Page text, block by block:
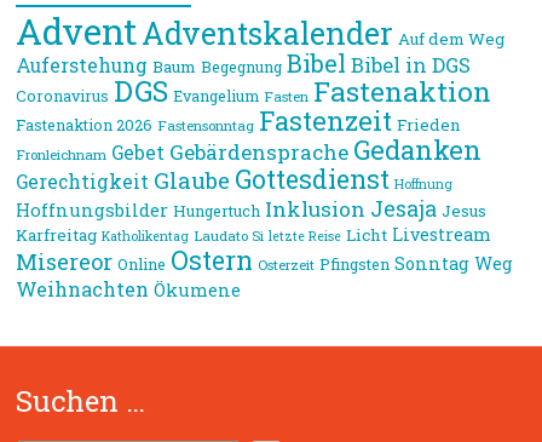
AdventAdventskalender Auf dem Weg
Auferstehung Baum Begegnung Bibel Bibel in DGS
Coronavirus DGS Evangelium Fasten Fastenaktion
Fastenaktion 2026 Fastensonntag Fastenzeit Frieden
Fronleichnam Gebet Gebärdensprache Gedanken
Gerechtigkeit Glaube Gottesdienst Hoffnung
Hoffnungsbilder Hungertuch Inklusion Jesaja Jesus
Karfreitag Katholikentag Laudato Si letzte Reise Licht Livestream
Misereor Online Ostern Osterzeit Pfingsten Sonntag Weg
Weihnachten Ökumene
Suchen …